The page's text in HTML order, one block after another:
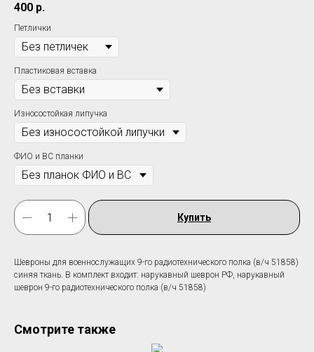
400 р.
Петлички
Пластиковая вставка
Износостойкая липучка
ФИО и ВС планки
Купить
Шевроны для военнослужащих 9-го радиотехнического полка (в/ч 51858)
синяя ткань. В комплект входит: нарукавный шеврон РФ, нарукавный
шеврон 9-го радиотехнического полка (в/ч 51858)
Смотрите также